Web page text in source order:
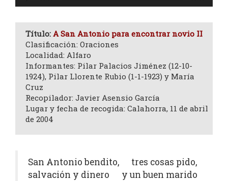
Título: A San Antonio para encontrar novio II
Clasificación: Oraciones
Localidad: Alfaro
Informantes: Pilar Palacios Jiménez (12-10-
1924), Pilar Llorente Rubio (1-1-1923) y María
Cruz
Recopilador: Javier Asensio García
Lugar y fecha de recogida: Calahorra, 11 de abril
de 2004
San Antonio bendito, tres cosas pido,
salvación y dinero y un buen marido